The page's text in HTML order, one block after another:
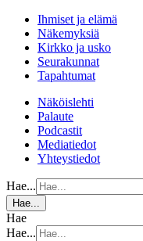
Ihmiset ja elämä
Näkemyksiä
Kirkko ja usko
Seurakunnat
Tapahtumat
Näköislehti
Palaute
Podcastit
Mediatiedot
Yhteystiedot
Hae...
Hae...
Hae
Hae...